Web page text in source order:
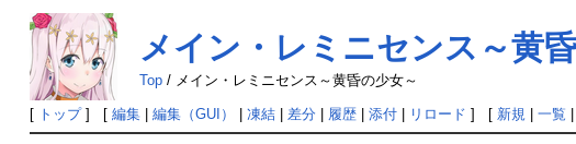
メイン・レミニセンス～黄
Top/ メイン・レミニセンス～黄昏の少女～
[ トップ] [ 編集| 編集（GUI） 凍結| 差分| 履歴| 添付| リロード ] [ 新規| 一覧